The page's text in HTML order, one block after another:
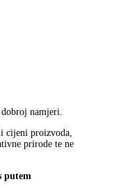
dobroj namjeri.
cijeni proizvoda,
prirode te ne
putem